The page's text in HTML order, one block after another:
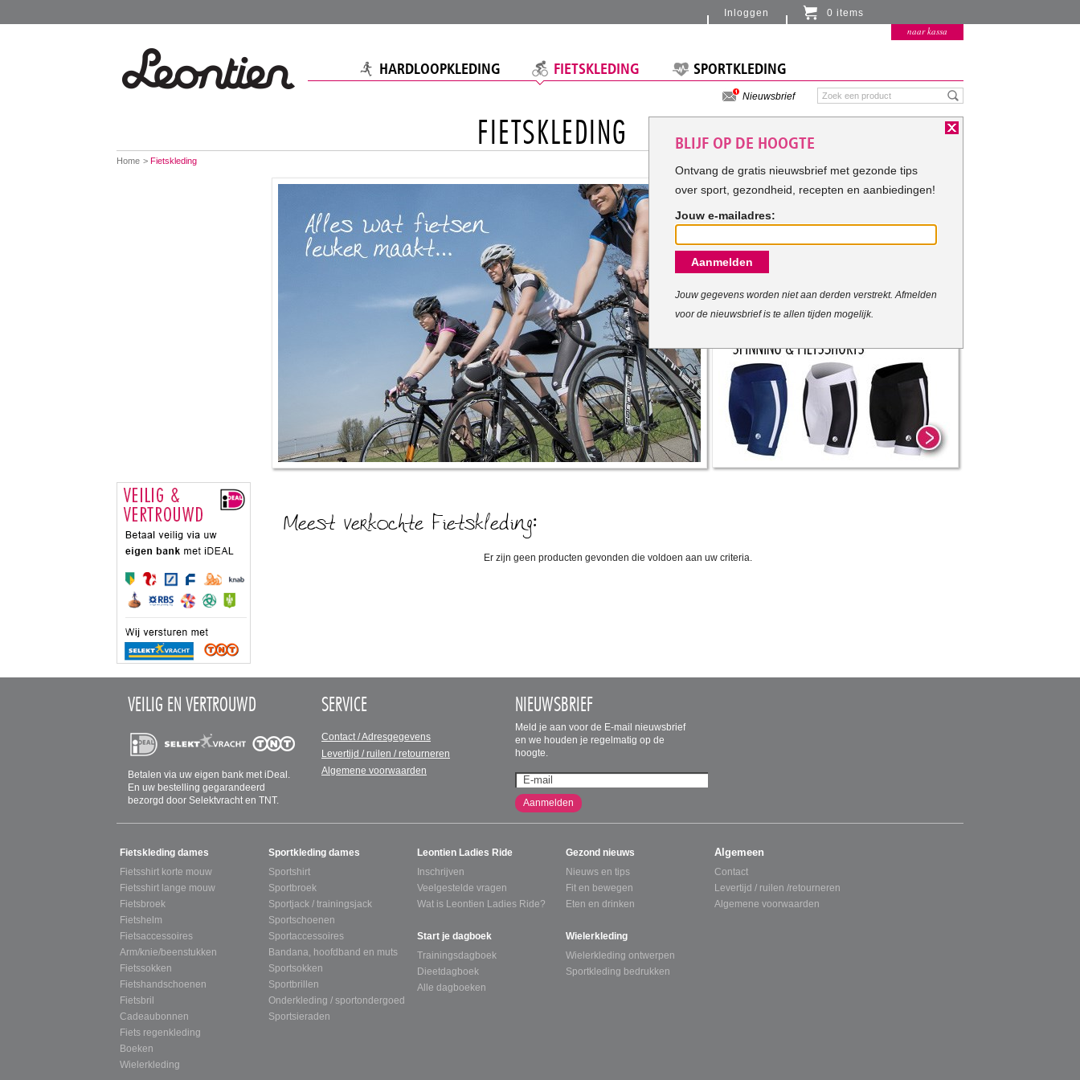
You
Home Fietskleding
FIETSKLEDING
Meest verkochte Fietskleding:
Er zijn geen producten gevonden die voldoen aan uw criteria.
HARDLOOPKLEDING FIETSKLEDING SPORTKLEDING
Nieuwsbrief
Inloggen 0 items
Er zitten momenteel geen artikelen in de
naar kassa
VEILIG EN VERTROUWD
Betalen via uw eigen bank met iDeal.
En uw bestelling gegarandeerd
bezorgd door Selektvracht en TNT.
SERVICE
Contact / Adresgegevens
Levertijd / ruilen / retourneren
Algemene voorwaarden
NIEUWSBRIEF
Meld je aan voor de E-mail nieuwsbrief
en we houden je regelmatig op de
hoogte.
Aanmelden
SITEMAP
Fietskleding dames
Fietsshirt korte mouw
Fietsshirt lange mouw
Fietsbroek
Fietshelm
Fietsaccessoires
Arm/knie/beenstukken
Fietssokken
Fietshandschoenen
Fietsbril
Cadeaubonnen
Fiets regenkleding
Boeken
Wielerkleding
Sportkleding dames
Sportshirt
Sportbroek
Sportjack / trainingsjack
Sportschoenen
Sportaccessoires
Bandana, hoofdband en muts
Sportsokken
Sportbrillen
Onderkleding / sportondergoed
Sportsieraden
Leontien Ladies Ride
Inschrijven
Veelgestelde vragen
Wat is Leontien Ladies Ride?
Start je dagboek
Trainingsdagboek
Dieetdagboek
Alle dagboeken
Gezond nieuws
Nieuws en tips
Fit en bewegen
Eten en drinken
Wielerkleding
Wielerkleding ontwerpen
Sportkleding bedrukken
Algemeen
Contact
Levertijd / ruilen /retourneren
Algemene voorwaarden
BLIJF OP DE HOOGTE
Ontvang de gratis nieuwsbrief met gezonde tips
over sport, gezondheid, recepten en aanbiedingen!
Jouw e-mailadres:
Aanmelden
Jouw gegevens worden niet aan derden verstrekt. Afmelden
voor de nieuwsbrief is te allen tijden mogelijk.